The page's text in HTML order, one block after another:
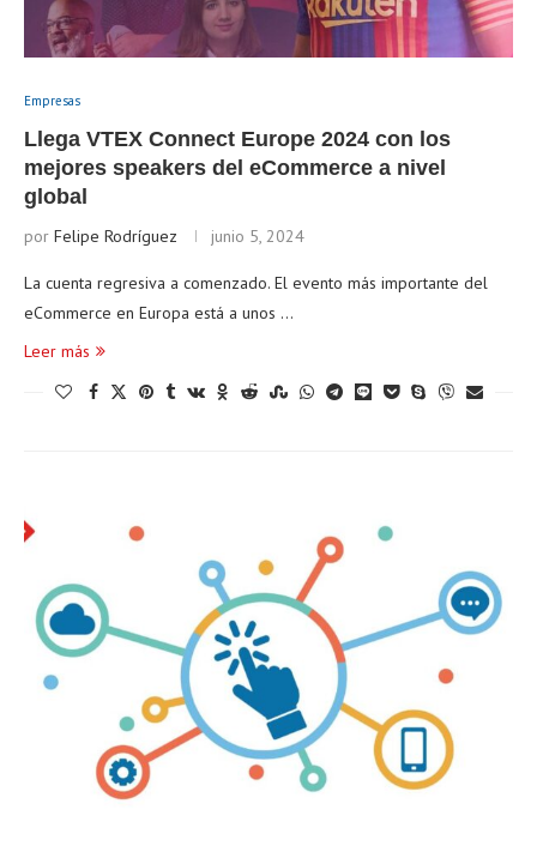
Empresas
Llega VTEX Connect Europe 2024 con los
mejores speakers del eCommerce a nivel
global
por Felipe Rodríguez junio 5, 2024
La cuenta regresiva a comenzado. El evento más importante del
eCommerce en Europa está a unos …
Leer más